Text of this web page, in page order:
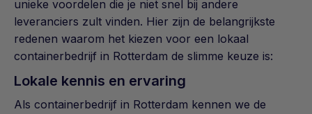
unieke voordelen die je niet snel bij andere
leveranciers zult vinden. Hier zijn de belangrijkste
redenen waarom het kiezen voor een lokaal
containerbedrijf in Rotterdam de slimme keuze is:
Lokale kennis en ervaring
Als containerbedrijf in Rotterdam kennen we de